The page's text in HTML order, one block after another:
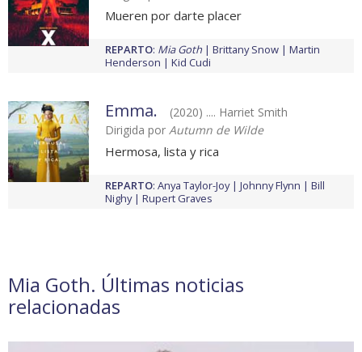
Mueren por darte placer
REPARTO: Mia Goth Brittany Snow
Martin
Henderson
Kid Cudi
Emma.
(2020) .... Harriet Smith
Dirigida por Autumn de Wilde
Hermosa, lista y rica
REPARTO: Anya Taylor-Joy Johnny Flynn
Bill
Nighy
Rupert Graves
Mia Goth. Últimas noticias
relacionadas